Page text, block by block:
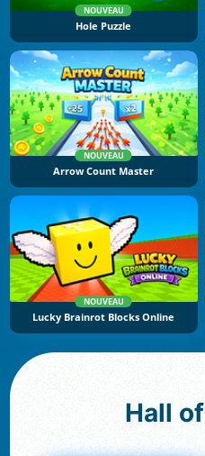
NOUVEAU
Hole Puzzle
NOUVEAU
Arrow Count Master
NOUVEAU
Lucky Brainrot Blocks Online
Hall of